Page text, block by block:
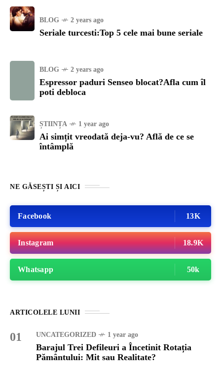
BLOG 2 years ago
Seriale turcesti:Top 5 cele mai bune seriale
BLOG 2 years ago
Espressor paduri Senseo blocat?Afla cum îl
poti debloca
ȘTIINȚA 1 year ago
Ai simțit vreodată deja-vu? Află de ce se
întâmplă
NE GĂSEȘTI ȘI AICI
Facebook 13K
Instagram 18.9K
Whatsapp 50k
ARTICOLELE LUNII
01 UNCATEGORIZED 1 year ago
Barajul Trei Defileuri a Încetinit Rotația
Pământului: Mit sau Realitate?